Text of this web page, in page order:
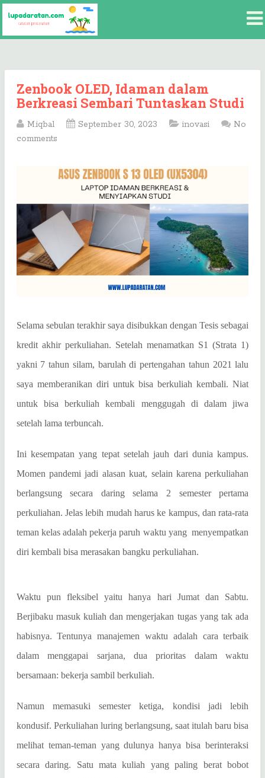
Zenbook OLED, Idaman dalam
Berkreasi Sembari Tuntaskan Studi
M.iqbal September 30, 2023 inovasi
No
comments
Selama sebulan terakhir saya disibukkan dengan Tesis sebagai
kredit akhir perkuliahan. Setelah menamatkan S1 (Strata 1)
yakni 7 tahun silam, barulah di pertengahan tahun 2021 lalu
saya memberanikan diri untuk bisa berkuliah kembali. Niat
untuk bisa berkuliah kembali menggugah di dalam jiwa
setelah lama terbuncah.
Ini kesempatan yang tepat setelah jauh dari dunia kampus.
Momen pandemi jadi alasan kuat, selain karena perkuliahan
berlangsung secara daring selama 2 semester pertama
perkuliahan. Jelas lebih mudah harus ke kampus, dan rata-rata
teman kelas adalah pekerja paruh waktu yang menyempatkan
diri kembali bisa merasakan bangku perkuliahan.
Waktu pun fleksibel yaitu hanya hari Jumat dan Sabtu.
Berjibaku masuk kuliah dan mengerjakan tugas yang tak ada
habisnya. Tentunya manajemen waktu adalah cara terbaik
dalam menggapai sarjana, dua prioritas dalam waktu
bersamaan: bekerja sambil berkuliah.
Namun memasuki semester ketiga, kondisi jadi lebih
kondusif. Perkuliahan luring berlangsung, saat itulah baru bisa
melihat teman-teman yang dulunya hanya bisa berinteraksi
secara daring. Satu mata kuliah yang paling berat bobot